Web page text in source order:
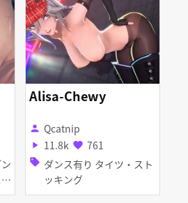
Alisa-Chewy
person Qcatnip
play_arrow 11.8k favorite 761
sell ダンス有り タイツ・スト
ッキング